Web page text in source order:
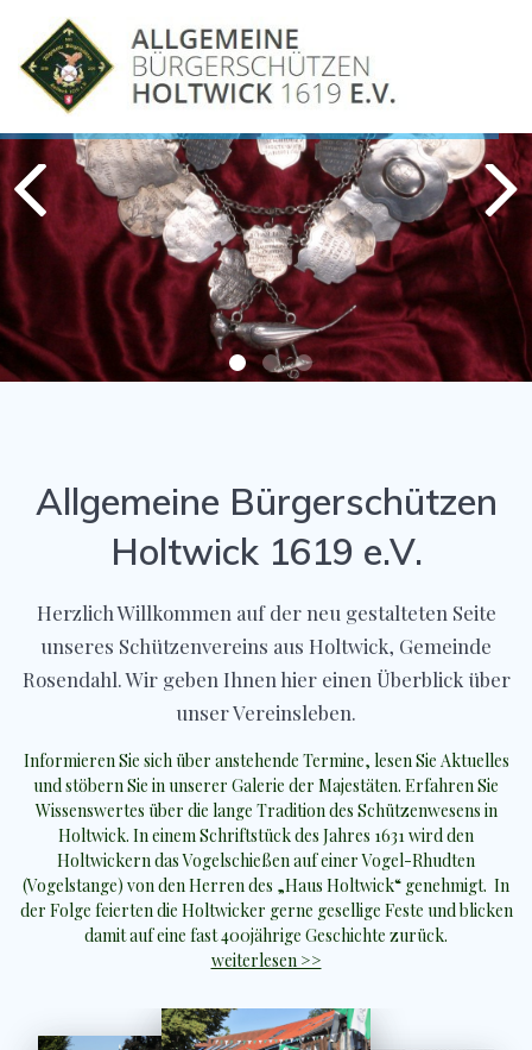
to
content
Allgemeine Bürgerschützen
Holtwick 1619 e.V.
Herzlich Willkommen auf der neu gestalteten Seite
unseres Schützenvereins aus Holtwick, Gemeinde
Rosendahl. Wir geben Ihnen hier einen Überblick über
unser Vereinsleben.
Informieren Sie sich über anstehende Termine, lesen Sie Aktuelles
und stöbern Sie in unserer Galerie der Majestäten. Erfahren Sie
Wissenswertes über die lange Tradition des Schützenwesens in
Holtwick. In einem Schriftstück des Jahres 1631 wird den
Holtwickern das Vogelschießen auf einer Vogel-Rhudten
(Vogelstange) von den Herren des „Haus Holtwick“ genehmigt. In
der Folge feierten die Holtwicker gerne gesellige Feste und blicken
damit auf eine fast 400jährige Geschichte zurück.
weiterlesen >>